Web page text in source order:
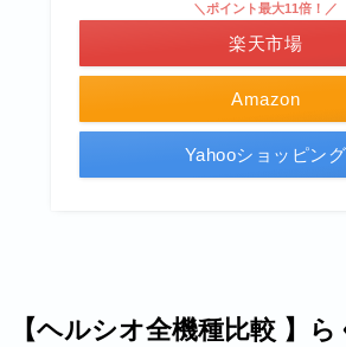
Amazon
＼ポイント最大11倍！／
楽天市場
Yahooショッピング
【ヘルシオ全機種比較 】